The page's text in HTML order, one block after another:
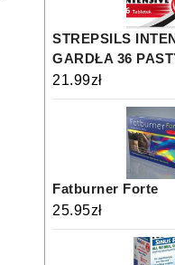
STREPSILS
GARDŁA 36
21.99zł
Fatburner Forte
25.95zł